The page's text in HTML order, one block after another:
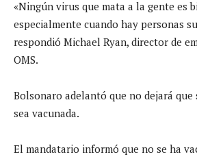
«Ningún virus que mata a la gente es
especialmente cuando hay personas
respondió Michael Ryan, director de
OMS.
Bolsonaro adelantó que no dejará que
sea vacunada.
El mandatario informó que no se ha